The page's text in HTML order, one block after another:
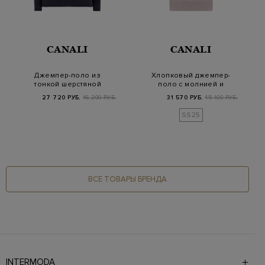
CANALI
Джемпер-поло из
тонкой шерстяной
к…
27 720 РУБ. 46 200 РУБ.
CANALI
Хлопковый джемпер-
поло с молнией и
31 570 РУБ. 45 100 РУБ.
SS25
ВСЕ ТОВАРЫ БРЕНДА
INTERMODA